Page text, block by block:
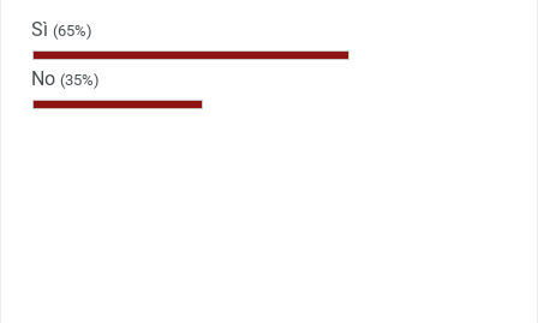
Sì (65%)
No (35%)